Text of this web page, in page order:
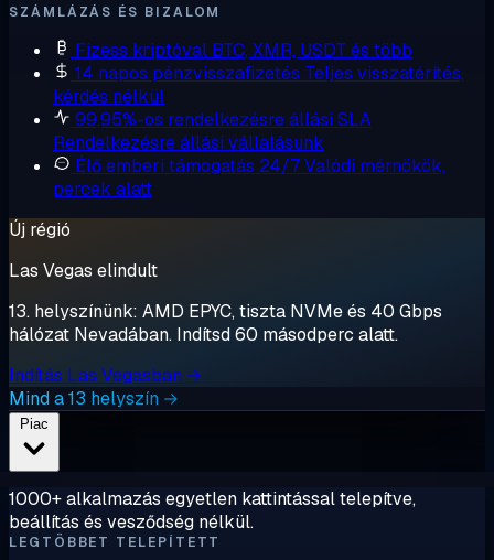
SZÁMLÁZÁS ÉS BIZALOM
Fizess kriptóval BTC, XMR, USDT és több
14 napos pénzvisszafizetés Teljes visszatérítés,
kérdés nélkül
99,95%-os rendelkezésre állási SLA
Rendelkezésre állási vállalásunk
Élő emberi támogatás 24/7Valódi mérnökök,
percek alatt
Új régió
Las Vegas elindult
13. helyszínünk: AMD EPYC, tiszta NVMe és 40 Gbps
hálózat Nevadában. Indítsd 60 másodperc alatt.
Indítás Las Vegasban →
Mind a 13 helyszín →
1000+ alkalmazás egyetlen kattintással telepítve,
beállítás és vesződség nélkül.
LEGTÖBBET TELEPÍTETT